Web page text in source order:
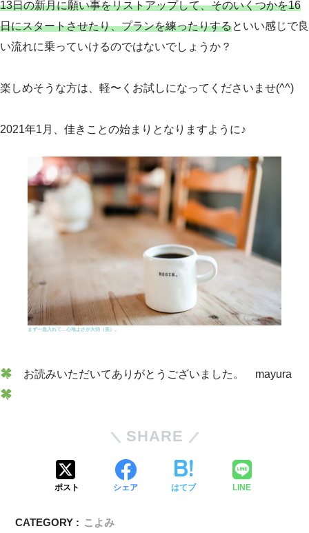
13日の新月に願い事をリストアップして、そのいくつかを16
日にスタートさせたり、プランを練ったりするといい感じで良
い流れに乗っていけるのではないでしょうか？
楽しめそうな方は、軽〜くお試しになってくださいませ(^^)
2021年1月、佳きことの始まりとなりますように♪
まず一息入れて…心地よさが大切（笑）。
お読みいただいてありがとうございました。 mayura
SHARE
ポスト シェア はてブ LINE
CATEGORY : こよみ